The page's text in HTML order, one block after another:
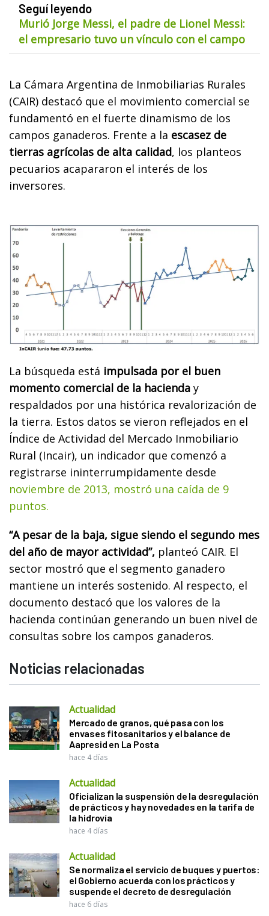
Seguí leyendo
Murió Jorge Messi, el padre de Lionel Messi:
el empresario tuvo un vínculo con el campo
La Cámara Argentina de Inmobiliarias Rurales
(CAIR) destacó que el movimiento comercial se
fundamentó en el fuerte dinamismo de los
campos ganaderos. Frente a la escasez de
tierras agrícolas de alta calidad, los planteos
pecuarios acapararon el interés de los
inversores.
La búsqueda está impulsada por el buen
momento comercial de la hacienda y
respaldados por una histórica revalorización de
la tierra. Estos datos se vieron reflejados en el
Índice de Actividad del Mercado Inmobiliario
Rural (Incair), un indicador que comenzó a
registrarse ininterrumpidamente desde
noviembre de 2013, mostró una caída de 9
puntos.
“A pesar de la baja, sigue siendo el segundo mes
del año de mayor actividad”, planteó CAIR. El
sector mostró que el segmento ganadero
mantiene un interés sostenido. Al respecto, el
documento destacó que los valores de la
hacienda continúan generando un buen nivel de
consultas sobre los campos ganaderos.
Noticias relacionadas
Actualidad
Mercado de granos, qué pasa con los
envases fitosanitarios y el balance de
Aapresid en La Posta
hace 4 días
Actualidad
Oficializan la suspensión de la desregulación
de prácticos y hay novedades en la tarifa de
la hidrovía
hace 4 días
Actualidad
Se normaliza el servicio de buques y puertos:
el Gobierno acuerda con los prácticos y
suspende el decreto de desregulación
hace 6 días